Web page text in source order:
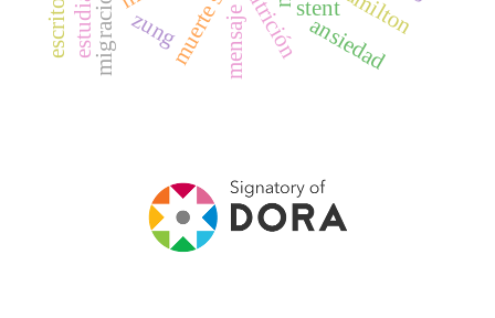
stent
nutriciónansiedad
zung mensaje